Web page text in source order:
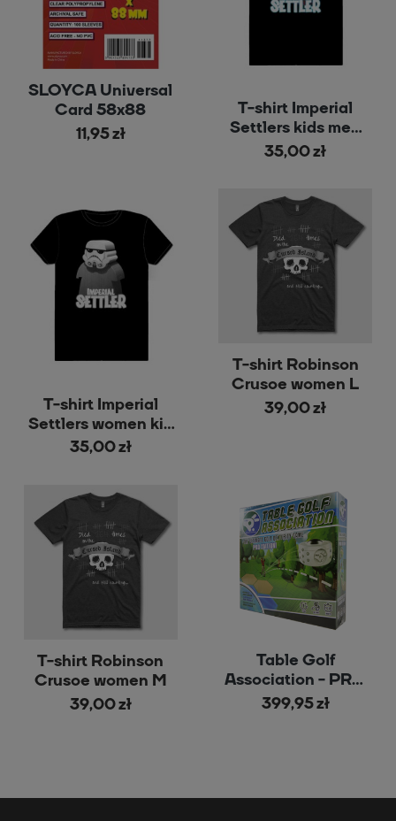
SLOYCA Universal
Card 58x88
11,95 zł
T-shirt Imperial
Settlers kids men
black
35,00 zł
T-shirt Imperial
Settlers women kid
L black
35,00 zł
T-shirt Robinson
Crusoe women L
39,00 zł
T-shirt Robinson
Crusoe women M
39,00 zł
Table Golf
Association - PRO
Edition
399,95 zł